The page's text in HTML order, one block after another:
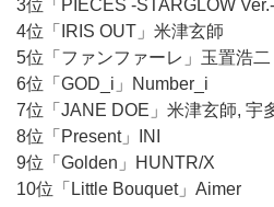
3位「PIECES -STARGLOW
4位「IRIS OUT」米津玄師
5位「ファンファーレ」玉置浩二
6位「GOD_i」Number_i
7位「JANE DOE」米津玄師, 宇
8位「Present」INI
9位「Golden」HUNTR/X
10位「Little Bouquet」Aimer